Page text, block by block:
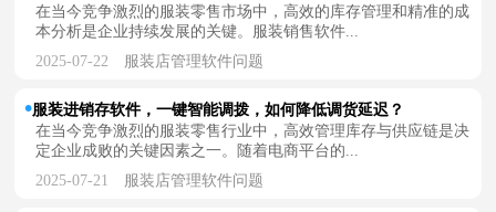
在当今竞争激烈的服装零售市场中，高效的库存管理和精准的成
本分析是企业持续发展的关键。服装销售软件...
2025-07-22 服装店管理软件问题
服装进销存软件，一键智能调拨，如何降低调货延迟？
在当今竞争激烈的服装零售行业中，高效管理库存与供应链是决
定企业成败的关键因素之一。随着电商平台的...
2025-07-21 服装店管理软件问题